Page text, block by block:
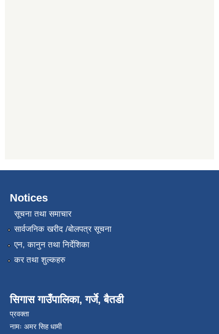
Notices
सूचना तथा समाचार
सार्वजनिक खरीद /बोलपत्र सूचना
एन, कानुन तथा निर्देशिका
कर तथा शुल्कहरु
सिगास गाउँपालिका, गर्जे, बैतडी
प्रवक्ता
नामः अमर सिह धामी